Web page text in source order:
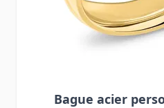
Bague acier